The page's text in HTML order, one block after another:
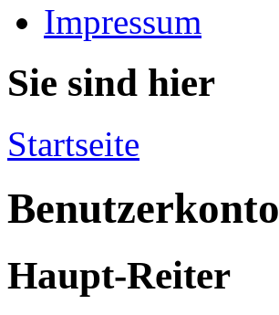
Impressum
Sie sind hier
Startseite
Benutzerkonto
Haupt-Reiter